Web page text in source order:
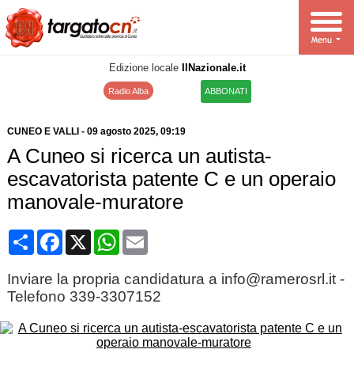
Edizione locale IlNazionale.it
Radio Alba ABBONATI
CUNEO E VALLI - 09 agosto 2025, 09:19
A Cuneo si ricerca un autista-
escavatorista patente C e un operaio
manovale-muratore
CondividiFacebook
X WhatsApp
Email
Inviare la propria candidatura a info@ramerosrl.it -
Telefono 339-3307152